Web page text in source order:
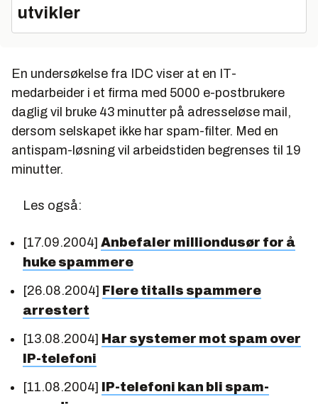
utvikler
En undersøkelse fra IDC viser at en IT-
medarbeider i et firma med 5000 e-postbrukere
daglig vil bruke 43 minutter på adresseløse mail,
dersom selskapet ikke har spam-filter. Med en
antispam-løsning vil arbeidstiden begrenses til 19
minutter.
Les også:
[17.09.2004] Anbefaler milliondusør for å
huke spammere
[26.08.2004] Flere titalls spammere
arrestert
[13.08.2004] Har systemer mot spam over
IP-telefoni
[11.08.2004] IP-telefoni kan bli spam-